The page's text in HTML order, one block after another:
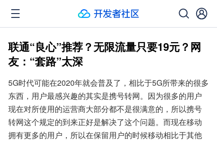
联通“良心”推荐？无限流量只要19元？网
友：“套路”太深
5G时代可能在2020年就会普及了，相比于5G所带来的很多
东西，用户最感兴趣的其实是携号转网。因为很多的用户
现在对所使用的运营商大部分都不是很满意的，所以携号
转网这个规定的到来正好是解决了这个问题。而现在移动
拥有更多的用户，所以在保留用户的时候移动相比于其他